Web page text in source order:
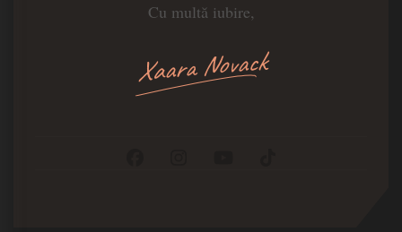
Cu multă iubire,
Xaara Novack